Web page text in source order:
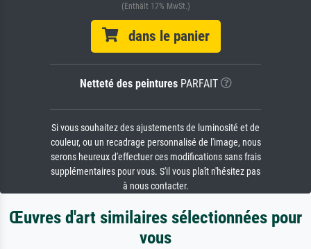
(Enthält 17% MwSt.)
dans le panier
Netteté des peinturesPARFAIT
Si vous souhaitez des ajustements de luminosité et de
couleur, ou un recadrage personnalisé de l'image, nous
serons heureux d'effectuer ces modifications sans frais
supplémentaires pour vous. S'il vous plaît n'hésitez pas
à nous contacter.
Œuvres d'art similaires sélectionnées pour
vous